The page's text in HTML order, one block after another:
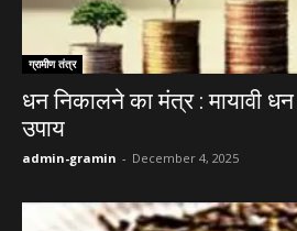
ग्रामीण तंत्र
धन निकालने का मंत्र : मायावी
उपाय
admin-gramin - December 4, 2025